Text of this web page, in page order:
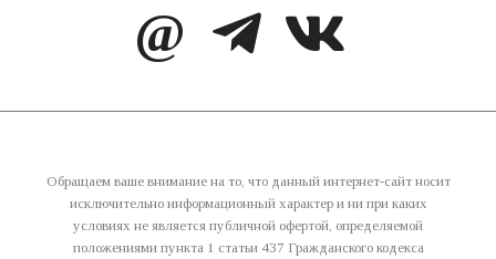
@
Обращаем ваше внимание на то, что данный интернет-сайт носит
исключительно информационный характер и ни при каких
условиях не является публичной офертой, определяемой
положениями пункта 1 статьи 437 Гражданского кодекса